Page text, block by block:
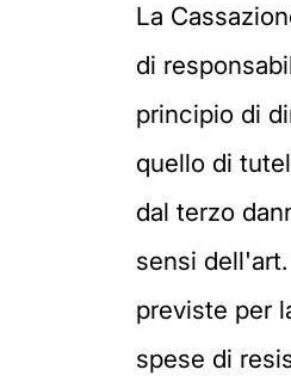
La
di
principio di
quello di
dal terzo
sensi
previste per
spese di